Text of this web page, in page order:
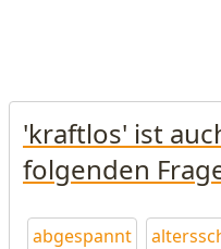
'kraftlos' ist
folgenden
abgespannt